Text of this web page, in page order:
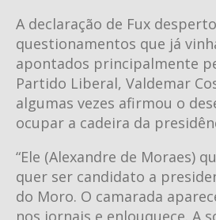
A declaração de Fux
questionamentos que já
apontados principalmente
Partido Liberal, Valdemar
algumas vezes afirmou o
ocupar a cadeira da
“Ele (Alexandre de Moraes)
quer ser candidato a
do Moro. O camarada
nos jornais e enlouquece. A